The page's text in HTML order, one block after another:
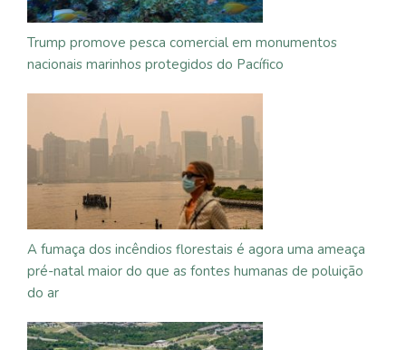
Trump promove pesca comercial em monumentos
nacionais marinhos protegidos do Pacífico
A fumaça dos incêndios florestais é agora uma ameaça
pré-natal maior do que as fontes humanas de poluição
do ar